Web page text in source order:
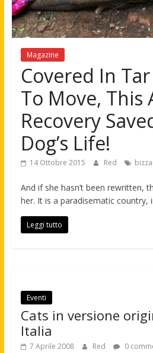
Magazine
Covered In
To Move, This
Recovery
Dog’s Life!
14 Ottobre 2015 Red
And if she hasn’t been rewritten,
her. It is a paradisematic country,
Leggi tutto
Eventi
Cats in versione
Italia
7 Aprile 2008 Red 0